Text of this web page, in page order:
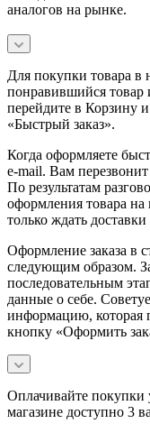
аналогов на рынке.
Для покупки товара в
понравившийся товар
перейдите в Корзину
«Быстрый заказ».
Когда оформляете
e-mail. Вам
По результатам
оформления товара
только ждать
Оформление заказа в
следующим образом.
последовательным
данные о себе.
информацию, которая
кнопку «Оформить
Оплачивайте
магазине доступно 3